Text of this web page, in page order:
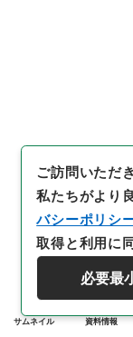
サムネイル 資料情報
ご訪問いただ
私たちがより
バシーポリシ
取得と利用に
必要最